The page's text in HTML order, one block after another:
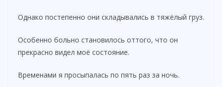
Однако постепенно они складывались в тяжёлый груз.
Особенно больно становилось оттого, что он
прекрасно видел моё состояние.
Временами я просыпалась по пять раз за ночь.